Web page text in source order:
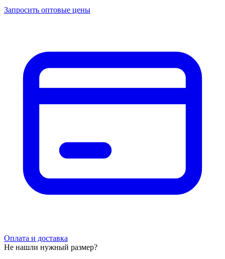
Запросить оптовые цены
Оплата и доставка
Не нашли нужный размер?